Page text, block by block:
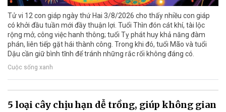
Tử vi 12 con giáp ngày thứ Hai 3/8/2026 cho thấy nhiều con giáp
có khởi đầu tuần mới đầy thuận lợi. Tuổi Thìn đón cát khí, tài lộc
rộng mở, công việc hanh thông; tuổi Tỵ phát huy khả năng đàm
phán, liên tiếp gặt hái thành công. Trong khi đó, tuổi Mão và tuổi
Dậu cần giữ bình tĩnh để tránh những rắc rối không đáng có.
Cuộc sống xanh
5 loại cây chịu hạn dễ trồng, giúp không gian